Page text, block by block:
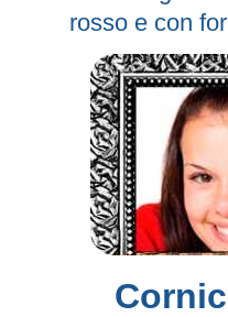
rosso e con